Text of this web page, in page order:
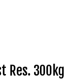
Res. 300kg